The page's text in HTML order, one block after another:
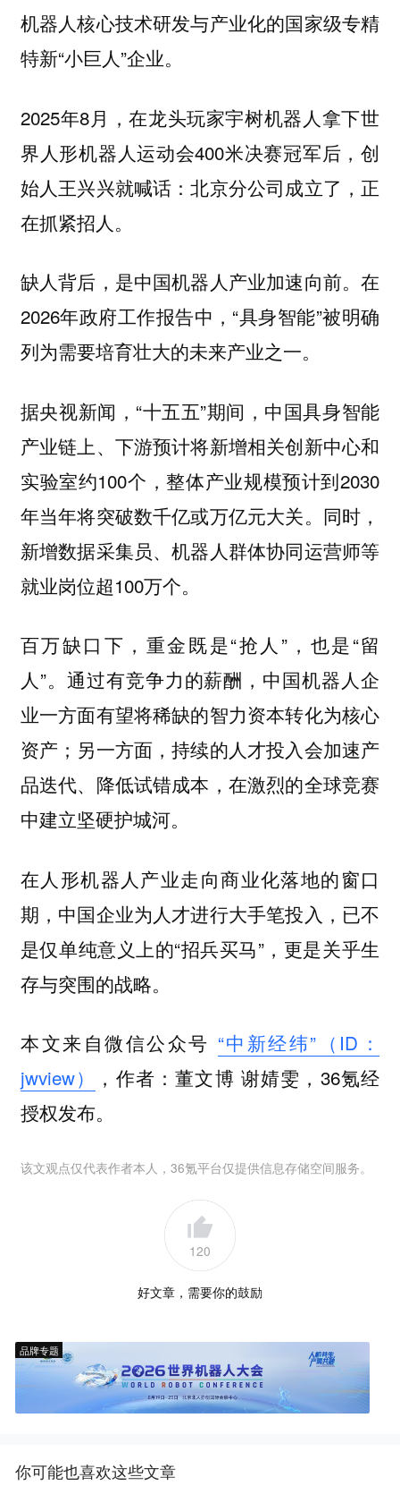
机器人核心技术研发与产业化的国家级专精
特新“小巨人”企业。
2025年8月，在龙头玩家宇树机器人拿下世
界人形机器人运动会400米决赛冠军后，创
始人王兴兴就喊话：北京分公司成立了，正
在抓紧招人。
缺人背后，是中国机器人产业加速向前。在
2026年政府工作报告中，“具身智能”被明确
列为需要培育壮大的未来产业之一。
据央视新闻，“十五五”期间，中国具身智能
产业链上、下游预计将新增相关创新中心和
实验室约100个，整体产业规模预计到2030
年当年将突破数千亿或万亿元大关。同时，
新增数据采集员、机器人群体协同运营师等
就业岗位超100万个。
百万缺口下，重金既是“抢人”，也是“留
人”。通过有竞争力的薪酬，中国机器人企
业一方面有望将稀缺的智力资本转化为核心
资产；另一方面，持续的人才投入会加速产
品迭代、降低试错成本，在激烈的全球竞赛
中建立坚硬护城河。
在人形机器人产业走向商业化落地的窗口
期，中国企业为人才进行大手笔投入，已不
是仅单纯意义上的“招兵买马”，更是关乎生
存与突围的战略。
本文来自微信公众号 “中新经纬”（ID：
jwview）
，作者：董文博 谢婧雯，36氪经
授权发布。
该文观点仅代表作者本人，36氪平台仅提供信息存储空间服务。
120
好文章，需要你的鼓励
品牌专题
你可能也喜欢这些文章